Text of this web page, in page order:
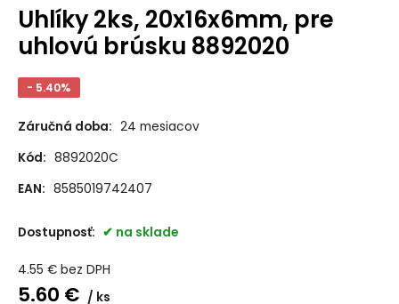
Uhlíky 2ks, 20x16x6mm, pre
uhlovú brúsku 8892020
- 5.40%
Záručná doba: 24 mesiacov
Kód: 8892020C
EAN: 8585019742407
Dostupnosť: na sklade
4.55 € bez DPH
5.60 €
ks